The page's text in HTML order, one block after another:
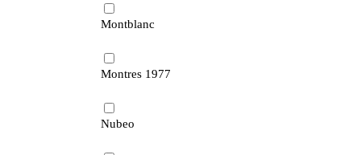
Montblanc
Montres 1977
Nubeo